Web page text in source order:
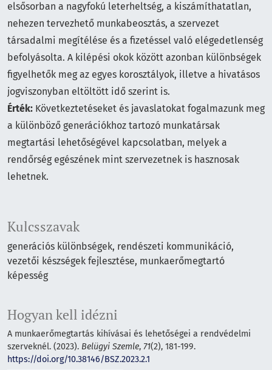
Kulcsszavak
generációs különbségek rendészeti kommunikáció
vezetői készségek fejlesztése munkaerőmegtartó
képesség
Hogyan kell idézni
A munkaerőmegtartás kihívásai és lehetőségei a rendvédelmi
szerveknél. (2023). Belügyi Szemle, 71(2), 181-199.
https://doi.org/10.38146/BSZ.2023.2.1
elsősorban a nagyfokú leterheltség, a kiszámíthatatlan,
nehezen tervezhető munkabeosztás, a szervezet
társadalmi megítélése és a fizetéssel való elégedetlenség
befolyásolta. A kilépési okok között azonban különbségek
figyelhetők meg az egyes korosztályok, illetve a hivatásos
jogviszonyban eltöltött idő szerint is.
Érték: Következtetéseket és javaslatokat fogalmazunk meg
a különböző generációkhoz tartozó munkatársak
megtartási lehetőségével kapcsolatban, melyek a
rendőrség egészének mint szervezetnek is hasznosak
lehetnek.